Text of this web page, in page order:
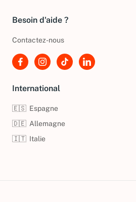
Besoin d'aide ?
Contactez-nous
International
🇪🇸 Espagne
🇩🇪 Allemagne
🇮🇹 Italie